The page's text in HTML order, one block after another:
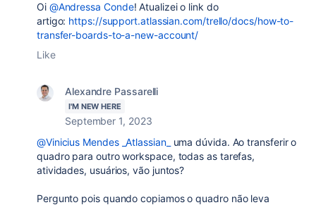
Oi @Andressa Conde! Atualizei o link do
artigo: https://support.atlassian.com/trello/docs/how-to-
transfer-boards-to-a-new-account/
Like
Alexandre Passarelli
I'M NEW HERE
September 1, 2023
@Vinicius Mendes _Atlassian_
uma dúvida. Ao transferir o
quadro para outro workspace, todas as tarefas,
atividades, usuários, vão juntos?
Pergunto pois quando copiamos o quadro não leva